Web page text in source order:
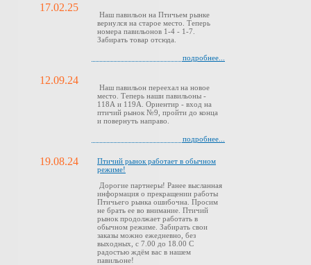
17.02.25
Наш павильон на Птичьем рынке
вернулся на старое место. Теперь
номера павильонов 1-4 - 1-7.
Забирать товар отсюда.
подробнее...
12.09.24
Наш павильон переехал на новое
место. Теперь наши павильоны -
118А и 119А. Ориентир - вход на
птичий рынок №9, пройти до конца
и повернуть направо.
подробнее...
19.08.24
Птичий рынок работает в обычном
режиме!
Дорогие партнеры! Ранее высланная
информация о прекращении работы
Птичьего рынка ошибочна. Просим
не брать ее во внимание. Птичий
рынок продолжает работать в
обычном режиме. Забирать свои
заказы можно ежедневно, без
выходных, с 7.00 до 18.00 С
радостью ждём вас в нашем
павильоне!